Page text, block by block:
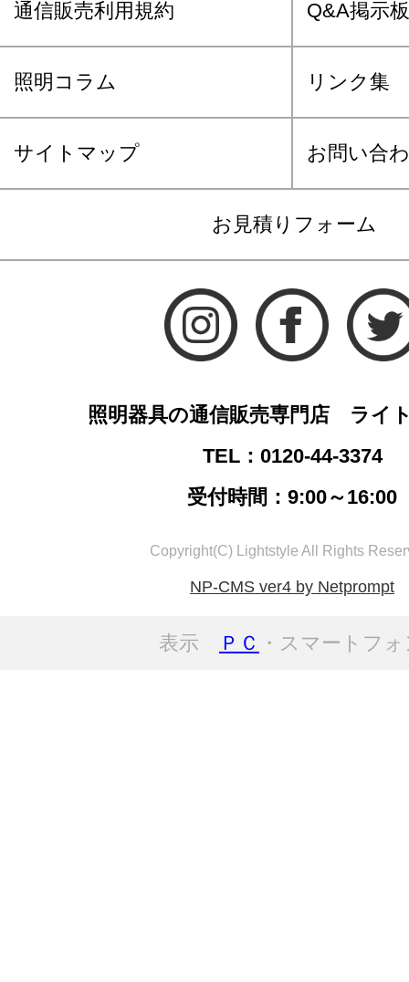
通信販売利用規約 Q&A掲示板
照明コラム リンク集
サイトマップ お問い合
お見積りフォーム
照明器具の通信販売専門店 ライ
TEL：0120-44-3374
受付時間：9:00～16:00
Copyright(C) Lightstyle All Rights
NP-CMS ver4 by Netprompt
表示 ＰＣ ・スマートフ